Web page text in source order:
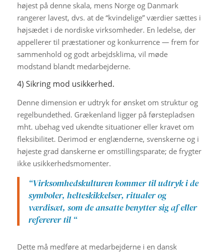
højest på denne skala, mens Norge og Danmark
rangerer lavest, dvs. at de “kvindelige” værdier sættes i
højsædet i de nordiske virksomheder. En ledelse, der
appellerer til præstationer og konkurrence — frem for
sammenhold og godt arbejdsklima, vil møde
modstand blandt medarbejderne.
4) Sikring mod usikkerhed.
Denne dimension er udtryk for ønsket om struktur og
regelbundethed. Grækenland ligger på førstepladsen
mht. ubehag ved ukendte situationer eller kravet om
fleksibilitet. Derimod er englænderne, svenskerne og i
højeste grad danskerne er omstillingsparate; de frygter
ikke usikkerhedsmomenter.
“Virksomhedskulturen kommer til udtryk i de
symboler, helteskikkelser, ritualer og
værdisæt, som de ansatte benytter sig af eller
refererer til “
Dette må medføre at medarbejderne i en dansk